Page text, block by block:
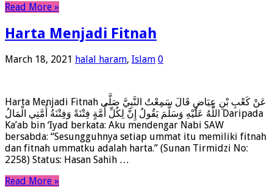
Read More »
Harta Menjadi Fitnah
March 18, 2021 halal haram, Islam 0
Harta Menjadi Fitnah عَنْ كَعْبِ بْنِ عِيَاضٍ قَالَ سَمِعْتُ النَّبِيَّ صَلَّى
اللَّهُ عَلَيْهِ وَسَلَّمَ يَقُولُ إِنَّ لِكُلِّ أُمَّةٍ فِتْنَةً وَفِتْنَةُ أُمَّتِي الْمَالُ Daripada
Ka’ab bin ‘Iyad berkata: Aku mendengar Nabi SAW
bersabda: “Sesungguhnya setiap ummat itu memiliki fitnah
dan fitnah ummatku adalah harta.” (Sunan Tirmidzi No:
2258) Status: Hasan Sahih …
Read More »